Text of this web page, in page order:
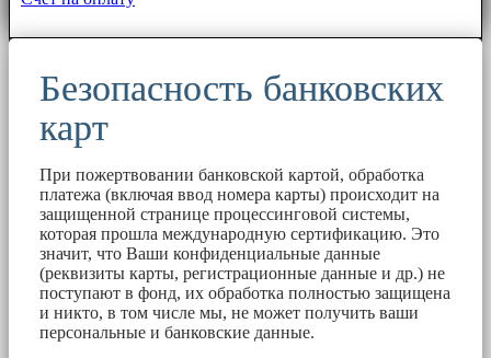
Безопасность банковских
карт
При пожертвовании банковской картой, обработка
платежа (включая ввод номера карты) происходит на
защищенной странице процессинговой системы,
которая прошла международную сертификацию. Это
значит, что Ваши конфиденциальные данные
(реквизиты карты, регистрационные данные и др.) не
поступают в фонд, их обработка полностью защищена
и никто, в том числе мы, не может получить ваши
персональные и банковские данные.